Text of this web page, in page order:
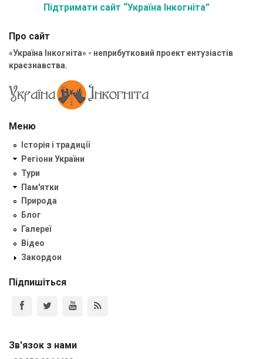
Підтримати сайт “Україна Інкогніта”
Про сайт
«Україна Інкогніта» - неприбутковий проект ентузіастів
краєзнавства.
Меню
Історія і традиції
Регіони України
Тури
Пам'ятки
Природа
Блог
Галереї
Відео
Закордон
Підпишіться
Зв'язок з нами